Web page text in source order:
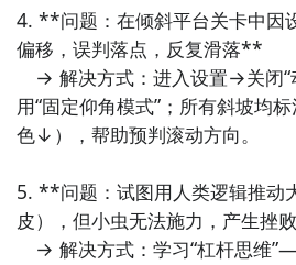
立即下载
方法三： 查看九游开测表
步骤1：在九游开测表中玩家们可
测的手机游戏，以及最近十天即
具体的测试时间以及测试阶段介
查找偶是只虫的相关公测时间信
全球好游抢先下 福利礼包免费领
立即下载
4. **问题：在倾斜平台关卡中因
偏移，误判落点，反复滑落**
→ 解决方式：进入设置→关闭“
用“固定仰角模式”；所有斜坡均
色↓），帮助预判滚动方向。
5. **问题：试图用人类逻辑推动
皮），但小虫无法施力，产生挫
→ 解决方式：学习“杠杆思维